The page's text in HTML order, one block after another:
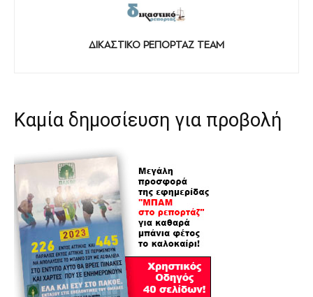
ΔΙΚΑΣΤΙΚΟ ΡΕΠΟΡΤΑΖ TEAM
Καμία δημοσίευση για προβολή